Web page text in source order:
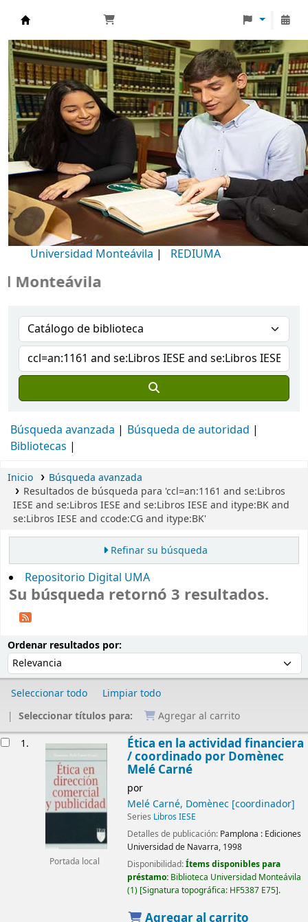
Biblioteca Universidad Monteávila
Universidad Monteávila | REDIUMA
Búsqueda avanzada
Búsqueda de autoridad
Bibliotecas
Inicio
Búsqueda avanzada
Resultados de búsqueda para 'ccl=an:1161 and se:Libros
IESE and se:Libros IESE and se:Libros IESE and itype:BK and
se:Libros IESE and ccode:CG and itype:BK'
Refinar su búsqueda
Repositorio Digital UMA
Su búsqueda retornó 3 resultados.
Ordenar resultados por:
Seleccionar todo
Limpiar todo
Seleccionar títulos para:
Agregar al carrito
1.
Portada local
Ética en la actividad financiera
/coordinado por Domènec
Melé Carné
por
Melé Carné, Domènec[coordinador]
Series Libros IESE
Detalles de publicación: Pamplona : Ediciones
Universidad de Navarra, 1998
Disponibilidad:Ítems disponibles para
préstamo: Biblioteca Universidad Monteávila
(1) Signatura topográfica: HF5387 E75 .
Agregar al carrito